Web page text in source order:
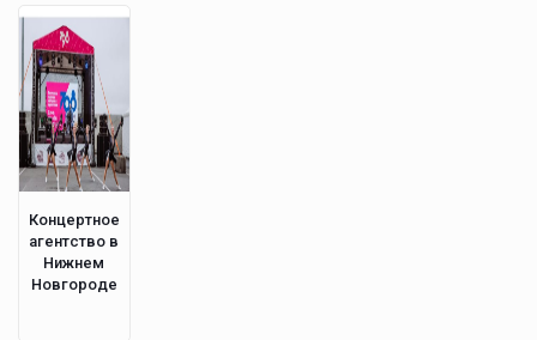
Концертное
агентство в
Нижнем
Новгороде